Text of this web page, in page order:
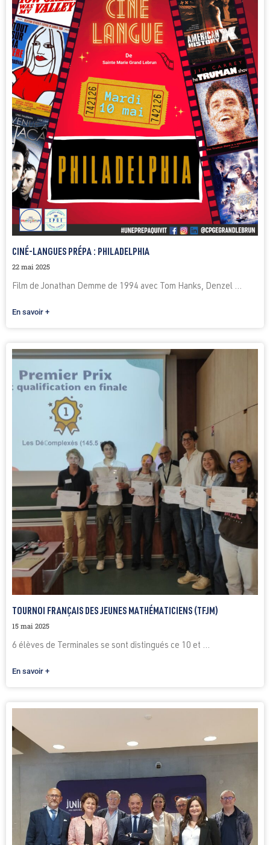
CINÉ-LANGUES PRÉPA : PHILADELPHIA
22 mai 2025
Film de Jonathan Demme de 1994 avec Tom Hanks, Denzel ...
En savoir +
TOURNOI FRANÇAIS DES JEUNES MATHÉMATICIENS (TFJM)
15 mai 2025
6 élèves de Terminales se sont distingués ce 10 et ...
En savoir +